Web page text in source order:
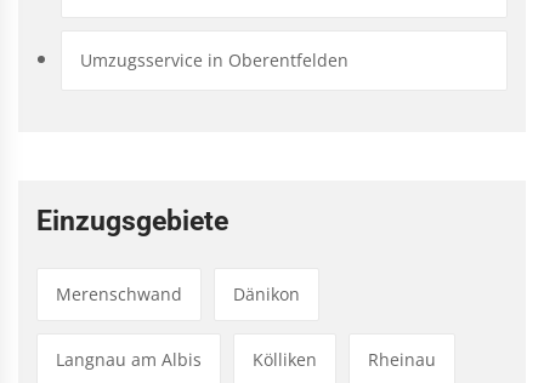
Umzugsservice in Oberentfelden
Einzugsgebiete
Merenschwand Dänikon
Langnau am Albis Kölliken Rheinau